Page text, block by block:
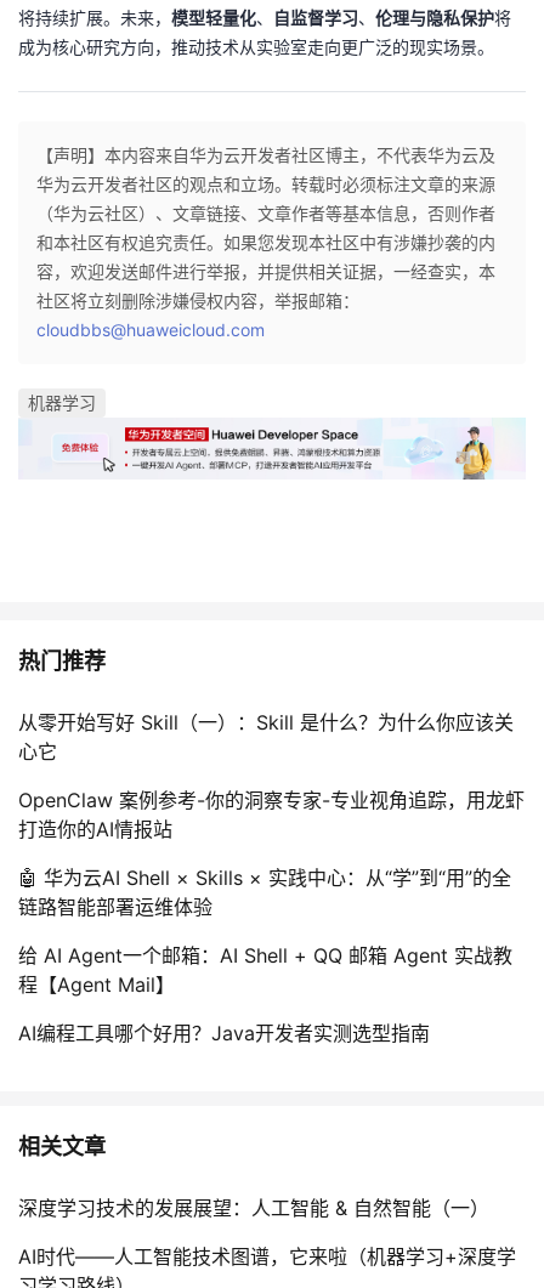
将持续扩展。未来， 模型轻量化、 自监督学习、 伦理与隐私保护将
成为核心研究方向，推动技术从实验室走向更广泛的现实场景。
【声明】本内容来自华为云开发者社区博主，不代表华为云及
华为云开发者社区的观点和立场。转载时必须标注文章的来源
（华为云社区）、文章链接、文章作者等基本信息，否则作者
和本社区有权追究责任。如果您发现本社区中有涉嫌抄袭的内
容，欢迎发送邮件进行举报，并提供相关证据，一经查实，本
社区将立刻删除涉嫌侵权内容，举报邮箱：
cloudbbs@huaweicloud.com
机器学习
热门推荐
从零开始写好 Skill（一）：Skill 是什么？为什么你应该关
心它
OpenClaw 案例参考-你的洞察专家-专业视角追踪，用龙虾
打造你的AI情报站
🤖 华为云AI Shell × Skills × 实践中心：从“学”到“用”的全
链路智能部署运维体验
给 AI Agent一个邮箱：AI Shell + QQ 邮箱 Agent 实战教
程【Agent Mail】
AI编程工具哪个好用？Java开发者实测选型指南
相关文章
深度学习技术的发展展望：人工智能 & 自然智能（一）
AI时代——人工智能技术图谱，它来啦（机器学习+深度学